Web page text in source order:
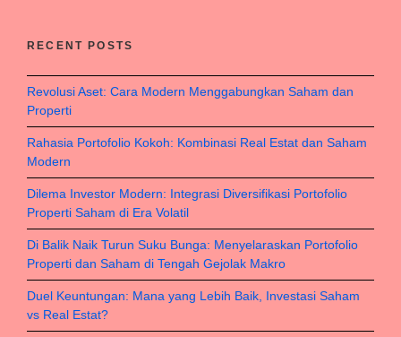
RECENT POSTS
Revolusi Aset: Cara Modern Menggabungkan Saham dan
Properti
Rahasia Portofolio Kokoh: Kombinasi Real Estat dan Saham
Modern
Dilema Investor Modern: Integrasi Diversifikasi Portofolio
Properti Saham di Era Volatil
Di Balik Naik Turun Suku Bunga: Menyelaraskan Portofolio
Properti dan Saham di Tengah Gejolak Makro
Duel Keuntungan: Mana yang Lebih Baik, Investasi Saham
vs Real Estat?